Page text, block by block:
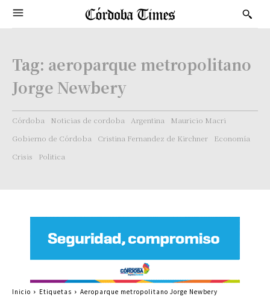
Tag: aeroparque metropolitano
Jorge Newbery
Córdoba Noticias de cordoba Argentina
Mauricio Macri
Gobierno de Córdoba
Cristina Fernandez de Kirchner
Economía
Crisis
Politica
Inicio Etiquetas Aeroparque metropolitano Jorge Newbery